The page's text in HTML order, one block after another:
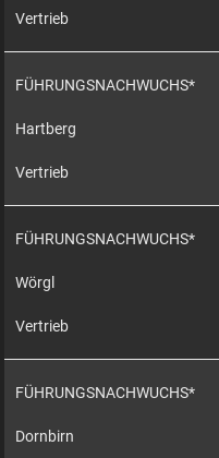
Vertrieb
FÜHRUNGSNACHWUCHS*
Hartberg
Vertrieb
FÜHRUNGSNACHWUCHS*
Wörgl
Vertrieb
FÜHRUNGSNACHWUCHS*
Dornbirn